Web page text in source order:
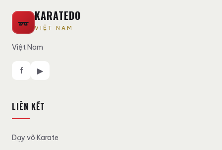
KARATEDO
VIỆT NAM
Việt Nam
f ▶
LIÊN KẾT
Dạy võ Karate